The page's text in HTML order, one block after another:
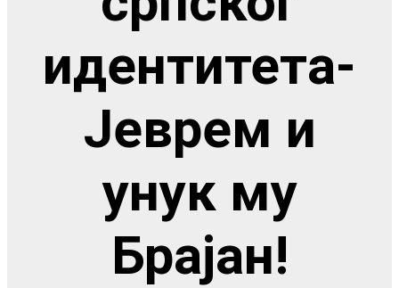
идентитета-
Јеврем и
унук му
Брајан!